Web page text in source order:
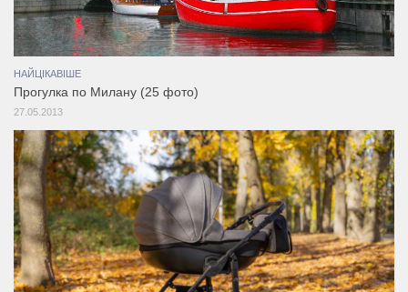
НАЙЦІКАВІШЕ
Прогулка по Милану (25 фото)
27.05.2013